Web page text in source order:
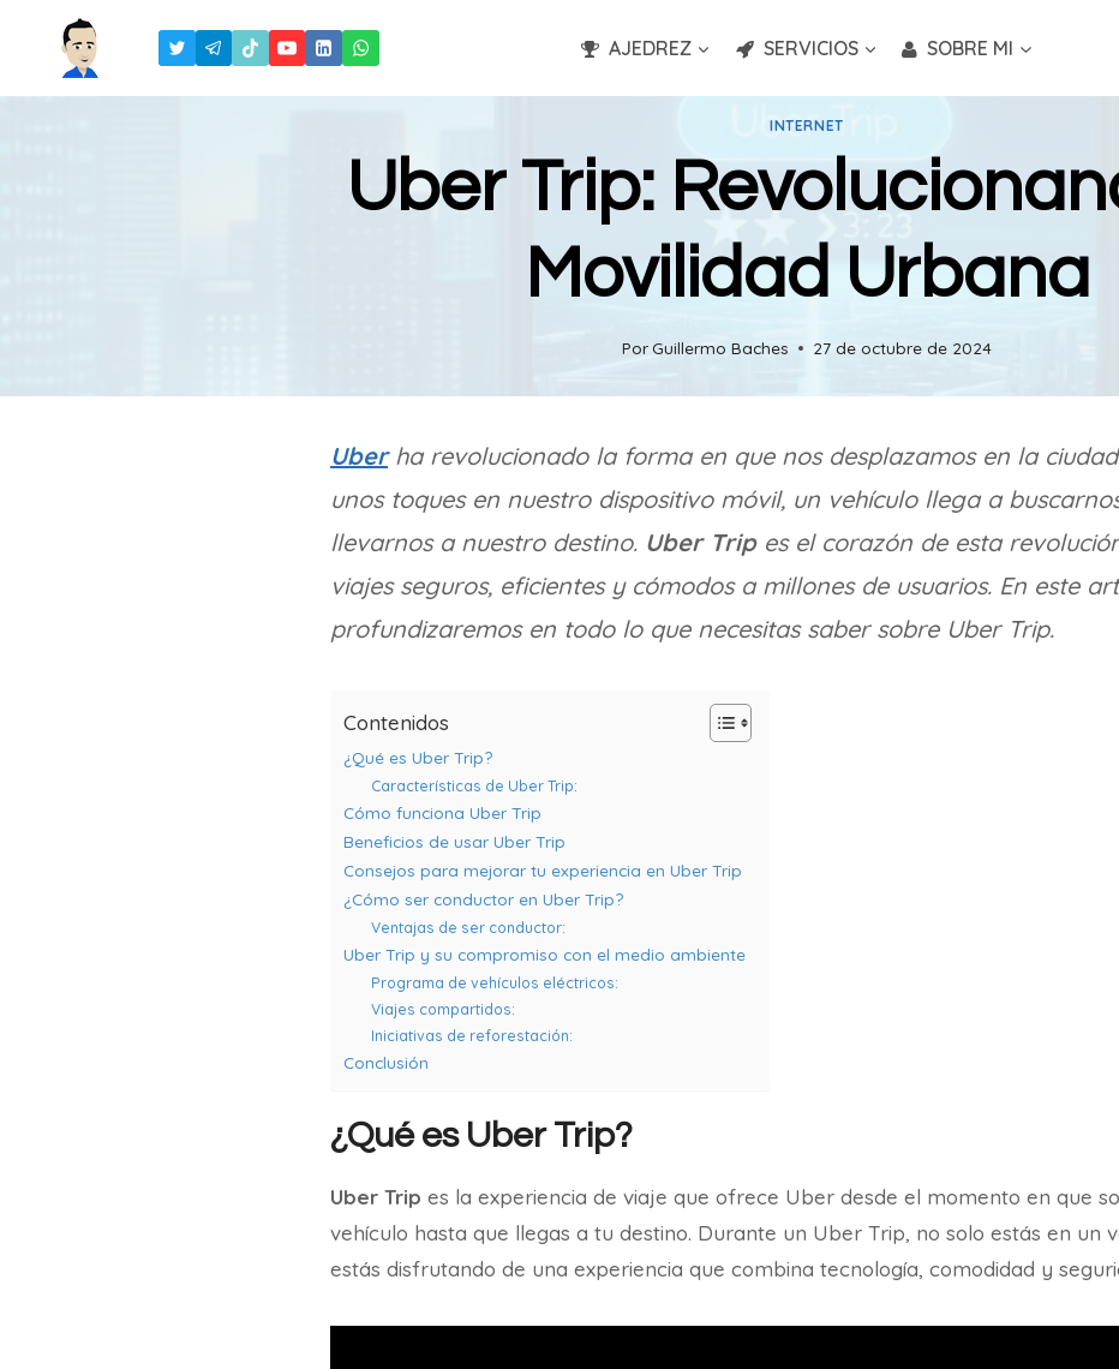
AJEDREZ SERVICIOS SOBRE MI
INTERNET
Uber Trip:
Movilidad Urbana
PorGuillermo Baches 27 de octubre de 2024
Uberha revolucionado la forma en que nos desplazamos en la
unos toques en nuestro dispositivo móvil, un vehículo llega a
llevarnos a nuestro destino. Uber Tripes el corazón de esta
viajes seguros, eficientes y cómodos a millones de usuarios. En este
profundizaremos en todo lo que necesitas saber sobre Uber Trip.
Contenidos
¿Qué es Uber Trip?
Características de Uber Trip:
Cómo funciona Uber Trip
Beneficios de usar Uber Trip
Consejos para mejorar tu experiencia en Uber Trip
¿Cómo ser conductor en Uber Trip?
Ventajas de ser conductor:
Uber Trip y su compromiso con el medio ambiente
Programa de vehículos eléctricos:
Viajes compartidos:
Iniciativas de reforestación:
Conclusión
¿Qué es Uber Trip?
Uber Trip es la experiencia de viaje que ofrece Uber desde el momento en que
vehículo hasta que llegas a tu destino. Durante un Uber Trip, no solo estás en un
estás disfrutando de una experiencia que combina tecnología, comodidad y